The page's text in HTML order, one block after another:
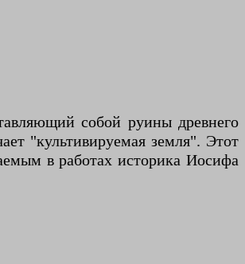
собой руины древнего
"культивируемая земля". Этот
в работах историка Иосифа